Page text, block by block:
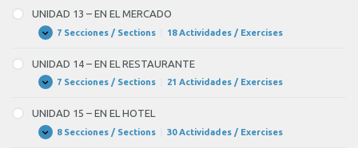
–
¿QUÉ
TE
PONES
LA
FIESTA?
UNIDAD 13 – EN EL MERCADO
Expandir
UNIDAD
–
EN
EL
MERCADO
7 Secciones / Sections 18 Actividades / Exercises
UNIDAD 14 – EN EL RESTAURANTE
Expandir
UNIDAD
–
EN
EL
RESTAURANTE
7 Secciones / Sections 21 Actividades / Exercises
UNIDAD 15 – EN EL HOTEL
Expandir
UNIDAD8 Secciones / Sections 30 Actividades / Exercises